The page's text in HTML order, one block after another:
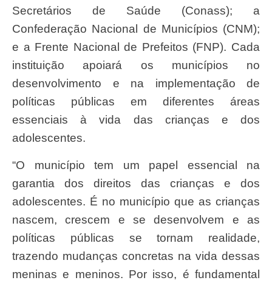
Secretários de Saúde (Conass); a
Confederação Nacional de Municípios (CNM);
e a Frente Nacional de Prefeitos (FNP). Cada
instituição apoiará os municípios no
desenvolvimento e na implementação de
políticas públicas em diferentes áreas
essenciais à vida das crianças e dos
adolescentes.
“O município tem um papel essencial na
garantia dos direitos das crianças e dos
adolescentes. É no município que as crianças
nascem, crescem e se desenvolvem e as
políticas públicas se tornam realidade,
trazendo mudanças concretas na vida dessas
meninas e meninos. Por isso, é fundamental